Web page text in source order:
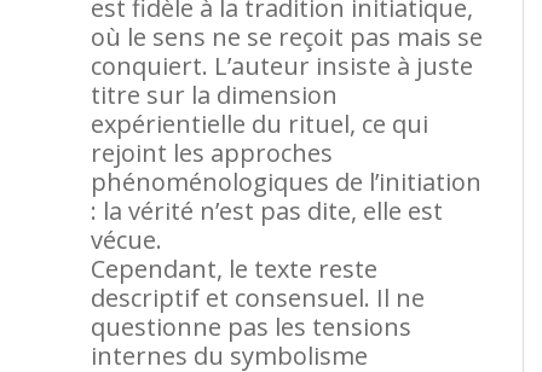
est fidèle à la tradition initiatique,
où le sens ne se reçoit pas mais se
conquiert. L’auteur insiste à juste
titre sur la dimension
expérientielle du rituel, ce qui
rejoint les approches
phénoménologiques de l’initiation
: la vérité n’est pas dite, elle est
vécue.
Cependant, le texte reste
descriptif et consensuel. Il ne
questionne pas les tensions
internes du symbolisme